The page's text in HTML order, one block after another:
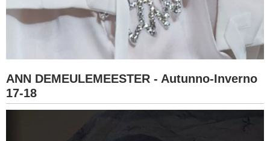
ANN DEMEULEMEESTER - Autunno-Inverno
17-18